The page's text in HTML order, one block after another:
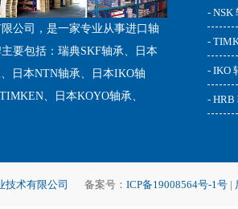
公司，是一家专业从事进口轴
要包括：瑞典SKF轴承、日本
日本NTN轴承、日本IKO轴
、日本KOYO轴承、
- NSK
-
- IKO
- HRB
技术有限公司 备案号： ICP备19008564号-1号 |